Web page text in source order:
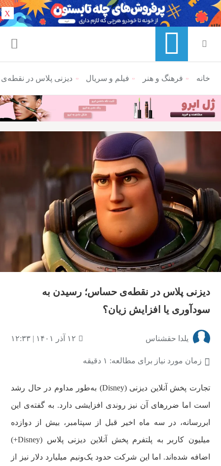
منوی ناوبری خرده نان
خانه فرهنگ و هنر فیلم و سریال دیزنی پلاس در
دیزنی پلاس در نقطه‌ی حساس؛ رسیدن به
سودآوری یا افزایش زیان؟
یلدا حقشناس ۱۲ آذر ۱۴۰۱ | ۱۲:۳۳
زمان مورد نیاز برای مطالعه: ۱ دقیقه
تجارت پخش آنلاین دیزنی (Disney) به‌طور مداوم در حال رشد
است اما ضررهای آن نیز روندی افزایشی دارد. به گفته‌ی این
ابررسانه، در سه ماه اخیر قبل از سپتامبر، بیش از دوازده
میلیون کاربر به پلتفرم پخش آنلاین دیزنی پلاس (Disney+)
اضافه شده‌اند. اما این شرکت حدود یک‌ونیم میلیارد دلار نیز از
X